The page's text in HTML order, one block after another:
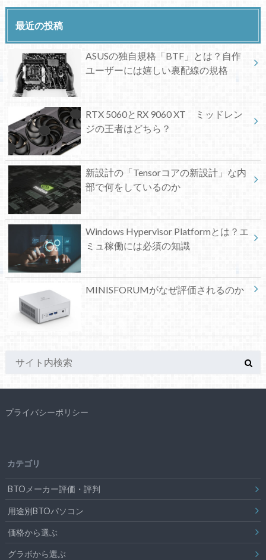
最近の投稿
ASUSの独自規格「BTF」とは？自作
ユーザーには嬉しい裏配線の規格
RTX 5060とRX 9060 XT ミッドレン
ジの王者はどちら？
新設計の「Tensorコアの新設計」な内
部で何をしているのか
Windows Hypervisor Platformとは？エ
ミュ稼働には必須の知識
MINISFORUMがなぜ評価されるのか
プライバシーポリシー
カテゴリ
BTOメーカー評価・評判
用途別BTOパソコン
価格から選ぶ
グラボから選ぶ